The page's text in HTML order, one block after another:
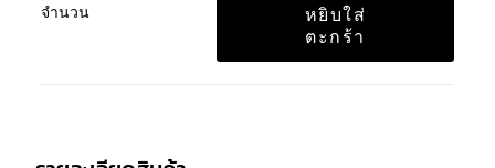
จำนวน
หยิบใส่
ตะกร้า